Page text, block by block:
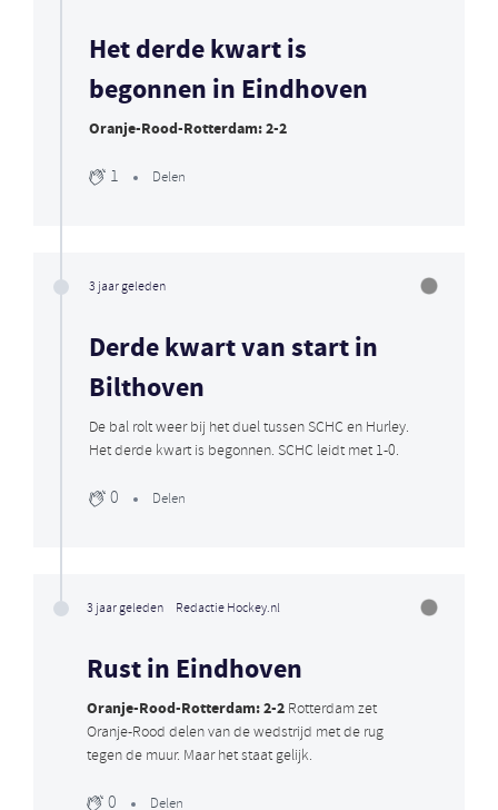
Het derde kwart is
begonnen in Eindhoven
Oranje-Rood-Rotterdam: 2-2
1 Delen
3 jaar geleden
Derde kwart van start in
Bilthoven
De bal rolt weer bij het duel tussen SCHC en Hurley.
Het derde kwart is begonnen. SCHC leidt met 1-0.
0 Delen
3 jaar geleden Redactie Hockey.nl
Rust in Eindhoven
Oranje-Rood-Rotterdam: 2-2 Rotterdam zet
Oranje-Rood delen van de wedstrijd met de rug
tegen de muur. Maar het staat gelijk.
0 Delen